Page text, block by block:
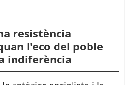
resistència
l'eco del poble
indiferència